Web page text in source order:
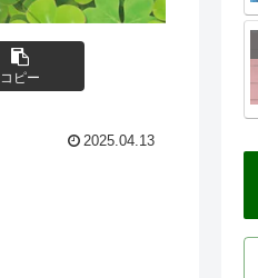
コピー
2025.04.13